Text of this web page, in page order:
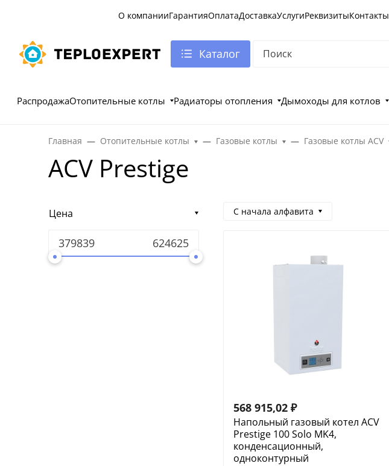
О компанииГарантияОплатаДоставкаУслугиРеквизитыКонтакты
Каталог
РаспродажаОтопительные котлы Радиаторы отопления Дымоходы для котлов
Главная Отопительные котлы Газовые котлы Газовые котлы ACV
ACV Prestige
Цена С начала алфавита
568 915,02 ₽
Напольный газовый котел ACV
Prestige 100 Solo MK4,
конденсационный,
одноконтурный